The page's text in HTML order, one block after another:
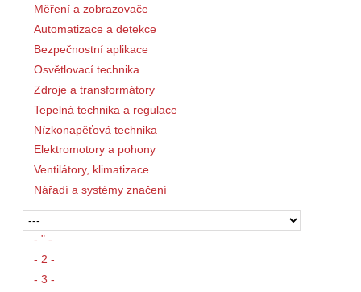
Měření a zobrazovače
Automatizace a detekce
Bezpečnostní aplikace
Osvětlovací technika
Zdroje a transformátory
Tepelná technika a regulace
Nízkonapěťová technika
Elektromotory a pohony
Ventilátory, klimatizace
Nářadí a systémy značení
- " -
- 2 -
- 3 -